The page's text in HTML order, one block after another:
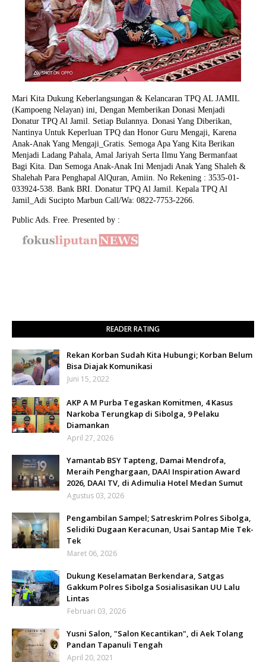
Mari Kita Dukung Keberlangsungan & Kelancaran TPQ AL JAMIL
(Kampoeng Nelayan) ini, Dengan Memberikan Donasi Menjadi
Donatur TPQ Al Jamil. Setiap Bulannya. Donasi Yang Diberikan,
Nantinya Untuk Keperluan TPQ dan Honor Guru Mengaji, Karena
Anak-Anak Yang Mengaji_Gratis. Semoga Apa Yang Kita Berikan
Menjadi Ladang Pahala, Amal Jariyah Serta Ilmu Yang Bermanfaat
Bagi Kita. Dan Semoga Anak-Anak Ini Menjadi Anak Yang Shaleh &
Shalehah Para Penghapal AlQuran, Amiin. No Rekening : 3535-01-
033924-538. Bank BRI. Donatur TPQ Al Jamil. Kepala TPQ Al
Jamil_Adi Sucipto Marbun Call/Wa: 0822-7753-2266.
Public Ads. Free. Presented by :
READER RATING
Rekan Korban Sudah Kita Hubungi; Korban Belum
Bisa Diajak Komunikasi
Juni 15, 2022
AKP A M Purba Tegaskan Komitmen, 4 Kasus
Narkoba Terungkap di Sibolga, 9 Pelaku
Diamankan
April 27, 2026
Yamantab BSY Tapteng, Damai Mendrofa,
Meraih Penghargaan, DAAI Inspiration Award
2026, DAAI TV, di Adimulia Hotel Medan Sumut
Agustus 03, 2026
Pengambilan Sampel; Satreskrim Polres Sibolga,
Selidiki Dugaan Keracunan, Usai Santap Mie Tek-
Tek
Maret 06, 2026
Dukung Keselamatan Berkendara, Satgas
Gakkum Polres Sibolga Sosialisasikan UU Lalu
Lintas
Februari 03, 2026
Yusni Salon, "Salon Kecantikan", di Aek Tolang
Pandan Tapanuli Tengah
April 20, 2021